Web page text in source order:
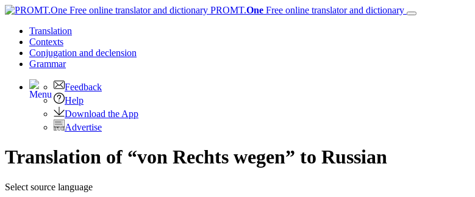
PROMT.One Free online translator and dictionary
Translation
Contexts
Conjugation and declension
Grammar
Feedback
Help
Download the App
Advertise
Translation of “von Rechts wegen” to Russian
Select source language